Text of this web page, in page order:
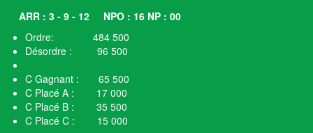
ARR : 3 - 9 - 12 NPO : 16 NP : 00
Ordre: 484 500
Désordre : 96 500
C Gagnant : 65 500
C Placé A : 17 000
C Placé B : 35 500
C Placé C : 15 000